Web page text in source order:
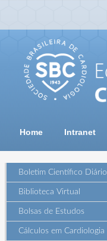
Home Intranet
Boletim Científico Diário
Biblioteca Virtual
Bolsas de Estudos
Cálculos em Cardiologia